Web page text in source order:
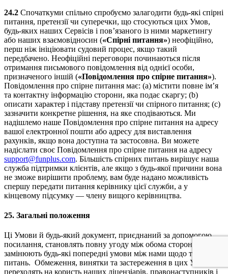
24.2 Спочаткуми спільно спробуємо залагодити будь-які спірні
питання, претензії чи суперечки, що стосуються цих Умов,
будь-яких наших Сервісів і пов’язаного із ними маркетингу
або наших взаємовідносин («Спірні питання») неофіційно,
перш ніж ініціювати судовий процес, якщо такий
передбачено. Неофіційні переговори починаються після
отримання письмового повідомлення від однієї особи,
призначеного іншій («Повідомлення про спірне питання»).
Повідомлення про спірне питання має: (a) містити повне ім’я
та контактну інформацію сторони, яка подає скаргу; (b)
описати характер і підставу претензії чи спірного питання; (c)
зазначити конкретне рішення, на яке сподіваються. Ми
надішлемо наше Повідомлення про спірне питання на адресу
вашої електронної пошти або адресу для виставлення
рахунків, якщо вона доступна та застосовна. Ви можете
надіслати своє Повідомлення про спірне питання на адресу
support@funplus.com. Більшість спірних питань вирішує наша
служба підтримки клієнтів, але якщо з будь-якої причини вона
не зможе вирішити проблему, вам буде надано можливість
спершу передати питання керівнику цієї служби, а у
кінцевому підсумку — члену вищого керівництва.
25. Загальні положення
Ці Умови й будь-який документ, приєднаний за допомогою
посилання, становлять повну угоду між обома сторонами та
замінюють будь-які попередні умови між нами щодо таких
питань. Обмеження, винятки та застереження в цих Умовах
переходять на користь наших ліцензіарів, правонаступників і